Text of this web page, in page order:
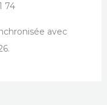
74
avec